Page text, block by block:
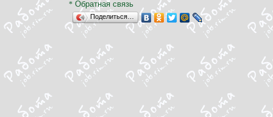
* Обратная связь
Поделиться…